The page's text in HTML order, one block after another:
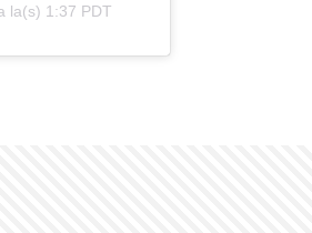
la(s) 1:37 PDT